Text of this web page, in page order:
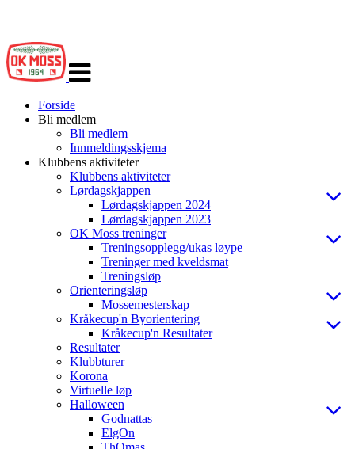
navigasjon
Forside
Bli medlem
Bli medlem
Innmeldingsskjema
Klubbens aktiviteter
Klubbens aktiviteter
Lørdagskjappen
Lørdagskjappen 2024
Lørdagskjappen 2023
OK Moss treninger
Treningsopplegg/ukas løype
Treninger med kveldsmat
Treningsløp
Orienteringsløp
Mossemesterskap
Kråkecup'n Byorientering
Kråkecup'n Resultater
Resultater
Klubbturer
Korona
Virtuelle løp
Halloween
Godnattas
ElgOn